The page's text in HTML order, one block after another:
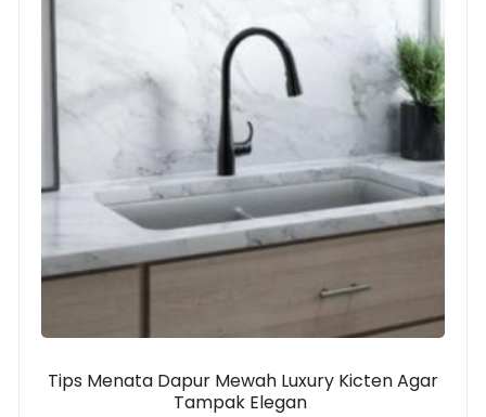
Tips Menata Dapur Mewah Luxury Kicten Agar
Tampak Elegan